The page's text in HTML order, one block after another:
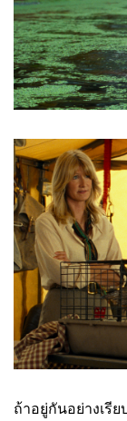
ถ้าอยู่กันอย่างเรีย